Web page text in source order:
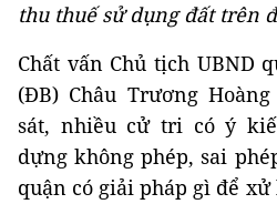
thu thuế sử dụng đất trên
Chất vấn Chủ tịch UBND
(ĐB) Châu Trương
sát, nhiều cử tri có ý
dựng không phép, sai
quận có giải pháp gì để